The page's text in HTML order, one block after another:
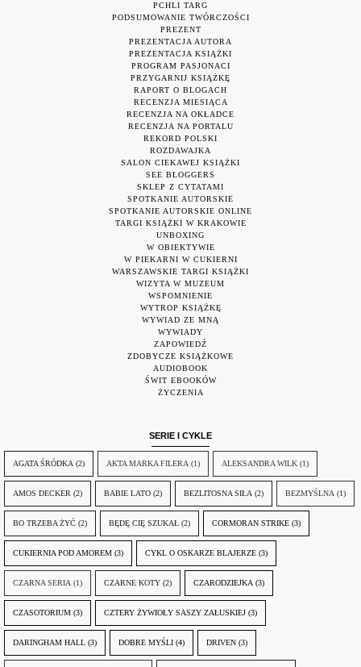
PCHLI TARG
PODSUMOWANIE TWÓRCZOŚCI
PREZENT
PREZENTACJA AUTORA
PREZENTACJA KSIĄŻKI
PROGRAM PASJONACI
PRZYGARNIJ KSIĄŻKĘ
RAPORT O BLOGACH
RECENZJA MIESIĄCA
RECENZJA NA OKŁADCE
RECENZJA NA PORTALU
REKORD POLSKI
ROZDAWAJKA
SALON CIEKAWEJ KSIĄŻKI
SEE BLOGGERS
SKLEP Z CYTATAMI
SPOTKANIE AUTORSKIE
SPOTKANIE AUTORSKIE ONLINE
TARGI KSIĄŻKI W KRAKOWIE
UNBOXING
W OBIEKTYWIE
W PIEKARNI W CUKIERNI
WARSZAWSKIE TARGI KSIĄŻKI
WIZYTA W MUZEUM
WSPOMNIENIE
WYTROP KSIĄŻKĘ
WYWIAD ZE MNĄ
WYWIADY
ZAPOWIEDŹ
ZDOBYCZE KSIĄŻKOWE
AUDIOBOOK
ŚWIT EBOOKÓW
ŻYCZENIA
SERIE I CYKLE
AGATA ŚRÓDKA (2) AKTA MARKA FILERA (1) ALEKSANDRA WILK (1)
AMOS DECKER (2) BABIE LATO (2) BEZLITOSNA SIŁA (2) BEZMYŚLNA (1)
BO TRZEBA ŻYĆ (2) BĘDĘ CIĘ SZUKAŁ (2) CORMORAN STRIKE (3)
CUKIERNIA POD AMOREM (3) CYKL O OSKARZE BLAJERZE (3)
CZARNA SERIA (1) CZARNE KOTY (2) CZARODZIEJKA (3)
CZASOTORIUM (3) CZTERY ŻYWIOŁY SASZY ZAŁUSKIEJ (3)
DARINGHAM HALL (3) DOBRE MYŚLI (4) DRIVEN (3)